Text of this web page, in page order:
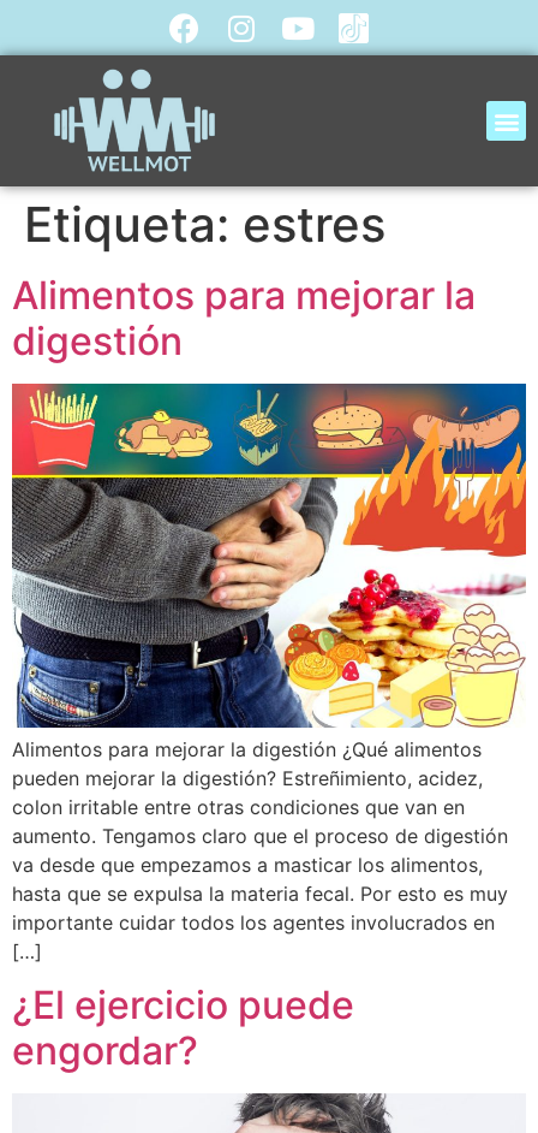
Etiqueta: estres
Alimentos para mejorar la
digestión
Alimentos para mejorar la digestión ¿Qué alimentos
pueden mejorar la digestión? Estreñimiento, acidez,
colon irritable entre otras condiciones que van en
aumento. Tengamos claro que el proceso de digestión
va desde que empezamos a masticar los alimentos,
hasta que se expulsa la materia fecal. Por esto es muy
importante cuidar todos los agentes involucrados en
[…]
¿El ejercicio puede
engordar?